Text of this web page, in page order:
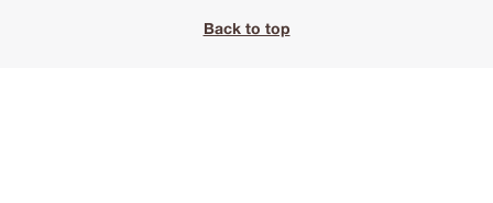
Back to top